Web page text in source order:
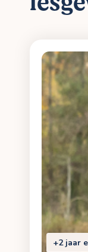
+2 jaar